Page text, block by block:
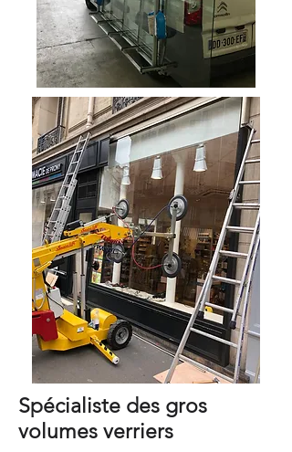
Spécialiste des gros
volumes verriers